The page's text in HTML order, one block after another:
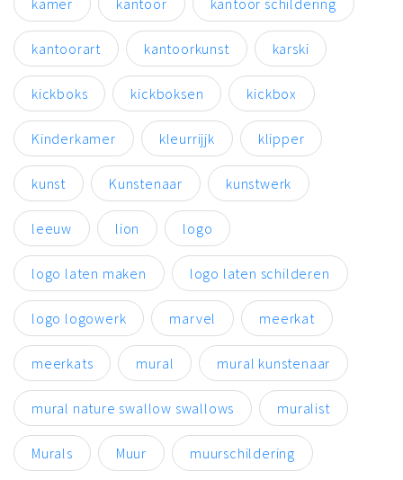
kantoorart kantoorkunst karski
kickboks kickboksen kickbox
Kinderkamer kleurrijjk klipper
kunst Kunstenaar kunstwerk
leeuw lion logo
logo laten maken logo laten schilderen
logo logowerk marvel meerkat
meerkats mural mural kunstenaar
mural nature swallow swallows muralist
Murals Muur muurschildering